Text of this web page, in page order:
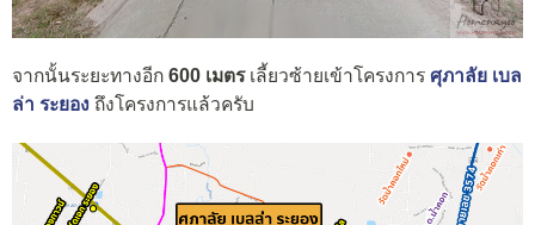
จากนั้นระยะทางอีก 600 เมตรเลี้ยวซ้ายเข้าโครงการ ศุภาลัย เบล
ล่า ระยอง ถึงโครงการแล้วครับ